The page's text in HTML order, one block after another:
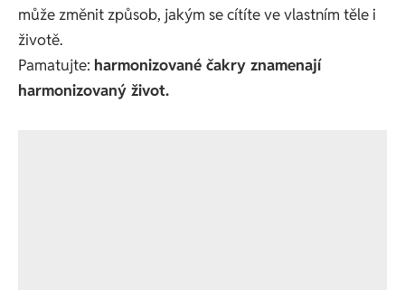
může změnit způsob, jakým se cítíte ve vlastním těle i
životě.
Pamatujte: harmonizované čakry znamenají
harmonizovaný život.